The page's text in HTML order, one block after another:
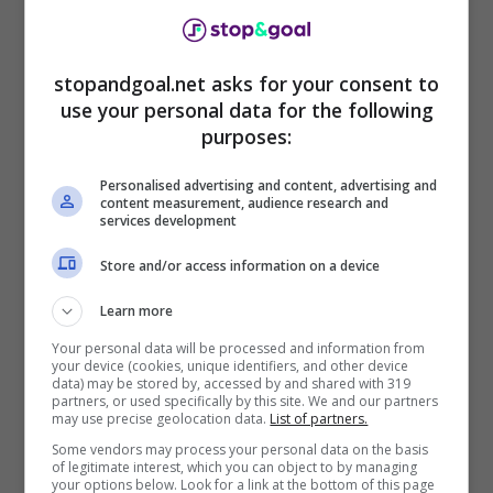
principale dei bavaresi è un altro, e risponde al
Qualora portare inBundesliga l’attaccante del
Tottenhamrisulterà essere pressoché
impossibile, ilBayern Monacovirerà proprio su
Julian Alvarez, che dunque rappresenta essere
stopandgoal.net asks for your consent to
use your personal data for the following
purposes:
Personalised advertising and content, advertising and
content measurement, audience research and
services development
Store and/or access information on a device
Learn more
Your personal data will be processed and information from
your device (cookies, unique identifiers, and other device
data) may be stored by, accessed by and shared with 319
partners, or used specifically by this site. We and our partners
may use precise geolocation data. List of partners.
Some vendors may process your personal data on the basis
of legitimate interest, which you can object to by managing
your options below. Look for a link at the bottom of this page